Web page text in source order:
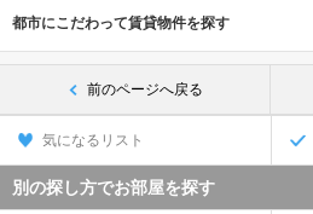
都市にこだわって賃貸物件を探す
前のページへ戻る
気になるリスト
別の探し方でお部屋を探す